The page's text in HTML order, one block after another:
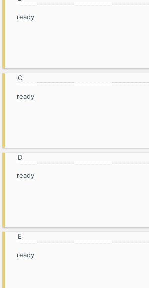
ready
ready
ready
ready